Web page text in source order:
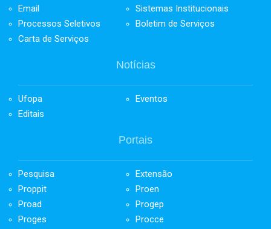
Email
Sistemas Institucionais
Processos Seletivos
Boletim de Serviços
Carta de Serviços
Notícias
Ufopa
Eventos
Editais
Portais
Pesquisa
Extensão
Proppit
Proen
Proad
Progep
Proges
Procce